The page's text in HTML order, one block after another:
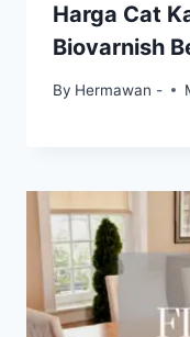
Harga Cat
Biovarnish
By Hermawan -